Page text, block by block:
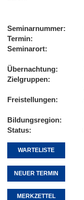
Seminarnummer
Termin
Seminarort
Übernachtung
Zielgruppen
Freistellungen
Bildungsregion
Status
WARTELISTE
NEUER TERMIN
MERKZETTEL